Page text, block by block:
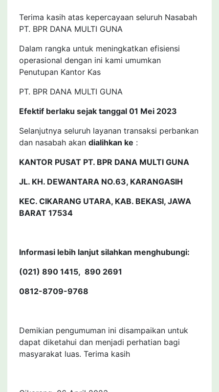
Terima kasih atas kepercayaan seluruh Nasabah
PT. BPR DANA MULTI GUNA
Dalam rangka untuk meningkatkan efisiensi
operasional dengan ini kami umumkan
Penutupan Kantor Kas
PT. BPR DANA MULTI GUNA
Efektif berlaku sejak tanggal 01 Mei 2023
Selanjutnya seluruh layanan transaksi perbankan
dan nasabah akan dialihkan ke :
KANTOR PUSAT PT. BPR DANA MULTI GUNA
JL. KH. DEWANTARA NO.63, KARANGASIH
KEC. CIKARANG UTARA, KAB. BEKASI, JAWA
BARAT 17534
Informasi lebih lanjut silahkan menghubungi:
(021) 890 1415, 890 2691
0812-8709-9768
Demikian pengumuman ini disampaikan untuk
dapat diketahui dan menjadi perhatian bagi
masyarakat luas. Terima kasih